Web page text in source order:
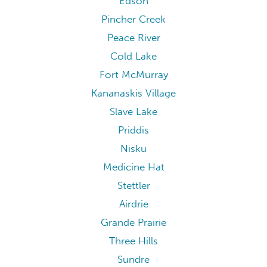
Pincher Creek
Peace River
Cold Lake
Fort McMurray
Kananaskis Village
Slave Lake
Priddis
Nisku
Medicine Hat
Stettler
Airdrie
Grande Prairie
Three Hills
Sundre